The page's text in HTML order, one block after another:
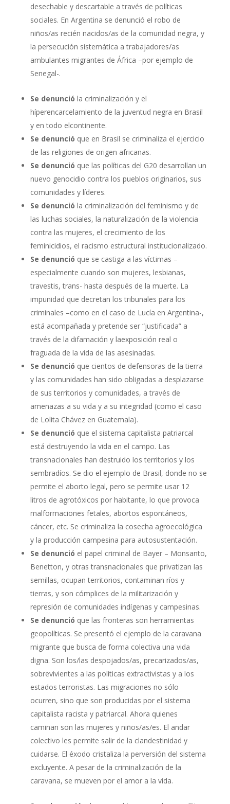
desechable y descartable a través de políticas
sociales. En Argentina se denunció el robo de
niños/as recién nacidos/as de la comunidad negra, y
la persecución sistemática a trabajadores/as
ambulantes migrantes de África –por ejemplo de
Senegal-.
Se denunció la criminalización y el
híperencarcelamiento de la juventud negra en Brasil
y en todo elcontinente.
Se denunció que en Brasil se criminaliza el ejercicio
de las religiones de origen africanas.
Se denunció que las políticas del G20 desarrollan un
nuevo genocidio contra los pueblos originarios, sus
comunidades y líderes.
Se denunció la criminalización del feminismo y de
las luchas sociales, la naturalización de la violencia
contra las mujeres, el crecimiento de los
feminicidios, el racismo estructural institucionalizado.
Se denunció que se castiga a las víctimas –
especialmente cuando son mujeres, lesbianas,
travestis, trans- hasta después de la muerte. La
impunidad que decretan los tribunales para los
criminales –como en el caso de Lucía en Argentina-,
está acompañada y pretende ser “justificada” a
través de la difamación y laexposición real o
fraguada de la vida de las asesinadas.
Se denunció que cientos de defensoras de la tierra
y las comunidades han sido obligadas a desplazarse
de sus territorios y comunidades, a través de
amenazas a su vida y a su integridad (como el caso
de Lolita Chávez en Guatemala).
Se denunció que el sistema capitalista patriarcal
está destruyendo la vida en el campo. Las
transnacionales han destruido los territorios y los
sembradíos. Se dio el ejemplo de Brasil, donde no se
permite el aborto legal, pero se permite usar 12
litros de agrotóxicos por habitante, lo que provoca
malformaciones fetales, abortos espontáneos,
cáncer, etc. Se criminaliza la cosecha agroecológica
y la producción campesina para autosustentación.
Se denunció el papel criminal de Bayer – Monsanto,
Benetton, y otras transnacionales que privatizan las
semillas, ocupan territorios, contaminan ríos y
tierras, y son cómplices de la militarización y
represión de comunidades indígenas y campesinas.
Se denunció que las fronteras son herramientas
geopolíticas. Se presentó el ejemplo de la caravana
migrante que busca de forma colectiva una vida
digna. Son los/las despojados/as, precarizados/as,
sobrevivientes a las políticas extractivistas y a los
estados terroristas. Las migraciones no sólo
ocurren, sino que son producidas por el sistema
capitalista racista y patriarcal. Ahora quienes
caminan son las mujeres y niños/as/es. El andar
colectivo les permite salir de la clandestinidad y
cuidarse. El éxodo cristaliza la perversión del sistema
excluyente. A pesar de la criminalización de la
caravana, se mueven por el amor a la vida.